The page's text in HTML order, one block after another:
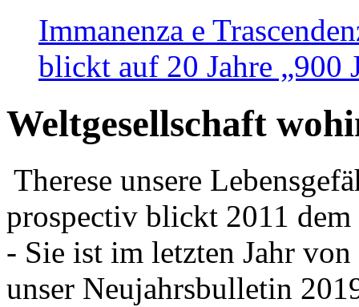
Immanenza e
blickt auf 20 Jahre „900
Weltgesellschaft
Therese unsere
prospectiv blickt 2011
- Sie ist im letzten Jahr
unser Neujahrsbulletin